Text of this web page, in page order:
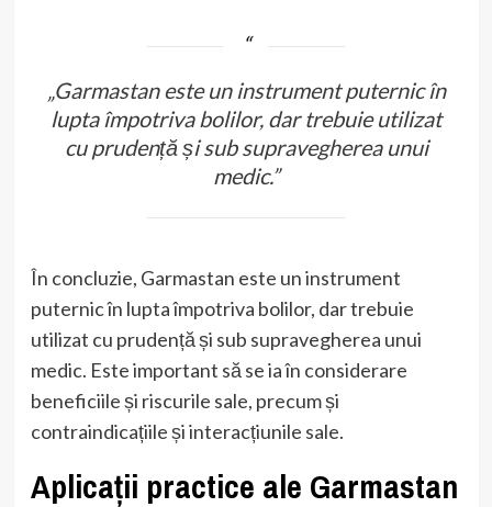
„Garmastan este un instrument puternic în
lupta împotriva bolilor, dar trebuie utilizat
cu prudență și sub supravegherea unui
medic.”
În concluzie, Garmastan este un instrument
puternic în lupta împotriva bolilor, dar trebuie
utilizat cu prudență și sub supravegherea unui
medic. Este important să se ia în considerare
beneficiile și riscurile sale, precum și
contraindicațiile și interacțiunile sale.
Aplicații practice ale Garmastan